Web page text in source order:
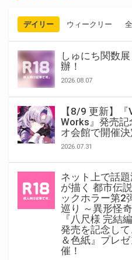
デイリー ウィークリー
しゅにち関数
辦！
2026.08.07
【8/9 更新】
Works』発売
オ会館で開催決
2026.07.31
ネット上で話
が描く 都市伝
ックホラー第2
巡り ～異形怪
『八尺様 完結
発売を記念し
＆色紙』プレ
催！